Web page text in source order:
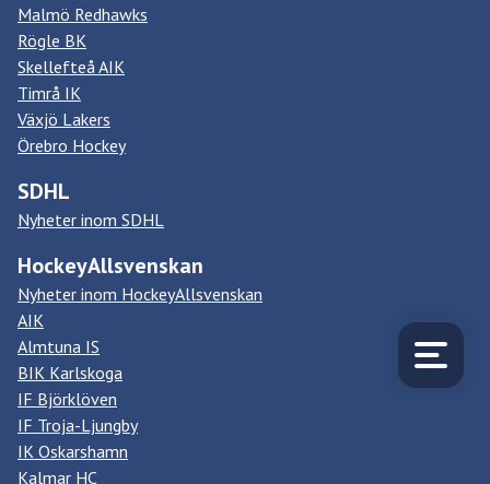
Malmö Redhawks
Rögle BK
Skellefteå AIK
Timrå IK
Växjö Lakers
Örebro Hockey
SDHL
Nyheter inom SDHL
HockeyAllsvenskan
Nyheter inom HockeyAllsvenskan
AIK
Almtuna IS
BIK Karlskoga
IF Björklöven
IF Troja-Ljungby
IK Oskarshamn
Kalmar HC